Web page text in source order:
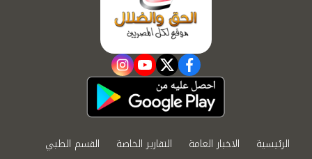
facebook
twitter
youtube
instagram
الرئيسية الاخبار العامة التقارير الخاصة
القسم الطبي